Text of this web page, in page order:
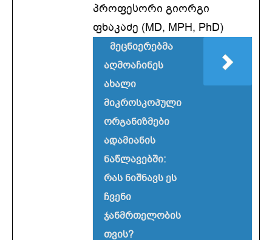
პროფესორი გიორგი
ფხაკაძე (MD, MPH, PhD)
მეცნიერებმა
აღმოაჩინეს
ახალი
მიკროსკოპული
ორგანიზმები
ადამიანის
ნაწლავებში:
რას ნიშნავს ეს
ჩვენი
ჯანმრთელობის
თვის?